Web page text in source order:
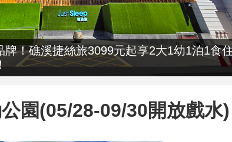
！礁溪捷絲旅3099元起享2大1幼1泊1食
園(05/28-09/30開放戲水)